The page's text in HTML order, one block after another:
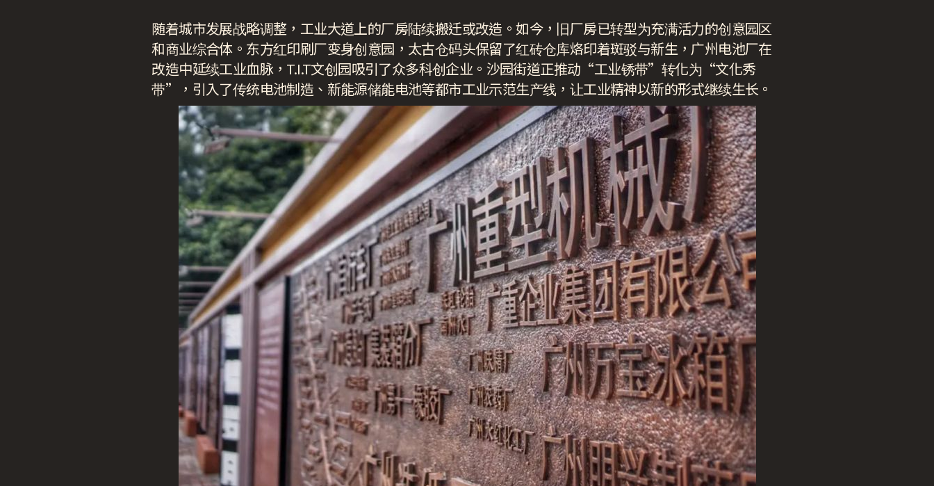
随着城市发展战略调整，工业大道上的厂房陆续搬迁或改造。如今，旧厂房已转型为充满活力的创意园区
和商业综合体。东方红印刷厂变身创意园，太古仓码头保留了红砖仓库烙印着斑驳与新生，广州电池厂在
改造中延续工业血脉，T.I.T文创园吸引了众多科创企业。沙园街道正推动“工业锈带”转化为“文化秀
带”，引入了传统电池制造、新能源储能电池等都市工业示范生产线，让工业精神以新的形式继续生长。